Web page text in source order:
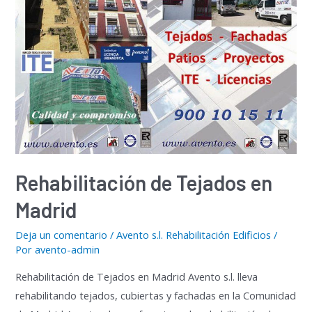
Rehabilitación de Tejados en
Madrid
Deja un comentario /Avento s.l. Rehabilitación Edificios /
Poravento-admin
Rehabilitación de Tejados en Madrid Avento s.l. lleva
rehabilitando tejados, cubiertas y fachadas en la Comunidad